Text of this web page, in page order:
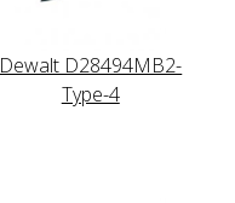
Dewalt D28494MB2-
Type-4